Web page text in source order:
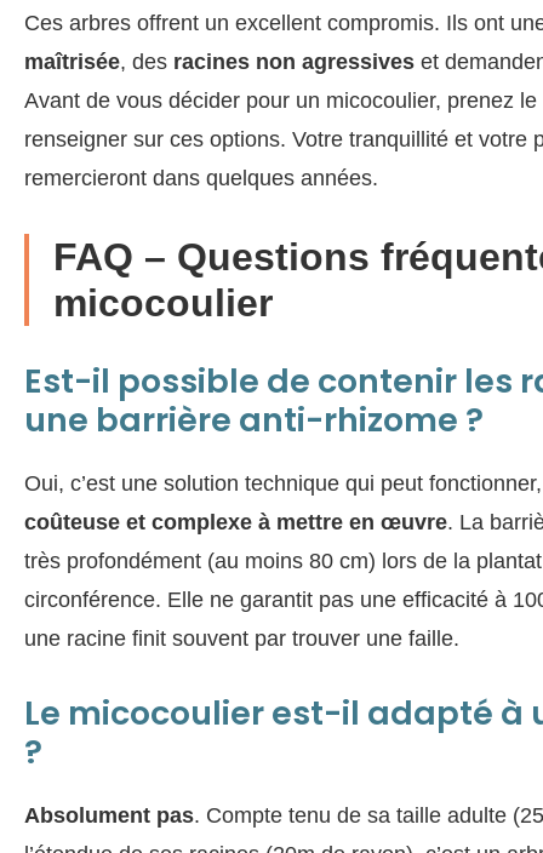
Ces arbres offrent un excellent compromis. Ils ont
maîtrisée, des racines non agressives et
Avant de vous décider pour un micocoulier, prenez
renseigner sur ces options. Votre tranquillité et votre
remercieront dans quelques années.
FAQ – Questions
micocoulier
Est-il possible de contenir les
une barrière anti-rhizome ?
Oui, c’est une solution technique qui peut
coûteuse et complexe à mettre en œuvre. La
très profondément (au moins 80 cm) lors de la
circonférence. Elle ne garantit pas une efficacité à
une racine finit souvent par trouver une faille.
Le micocoulier est-il adapté à
?
Absolument pas. Compte tenu de sa taille adulte